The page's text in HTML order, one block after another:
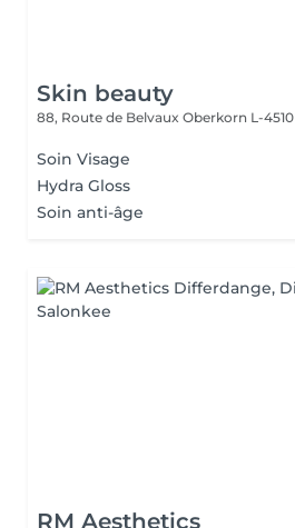
Skin beauty
88, Route de Belvaux Oberkorn L-4510
Soin Visage
Hydra Gloss
Soin anti-âge
RM Aesthetics